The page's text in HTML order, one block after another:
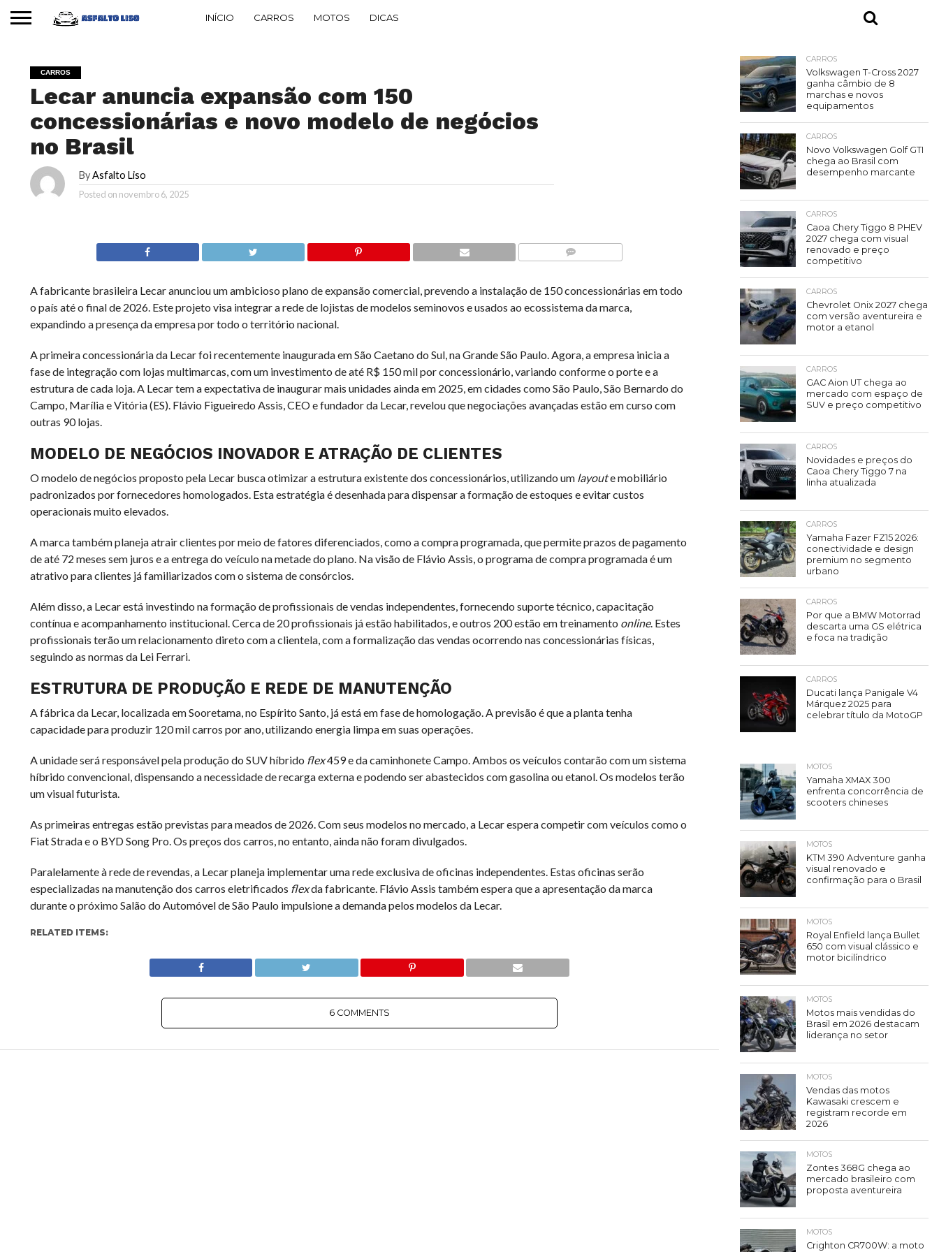
INÍCIO CARROS MOTOS DICAS
CARROS
Lecar anuncia expansão com 150
concessionárias e novo modelo de negócios
no Brasil
ByAsfalto Liso
Posted on novembro 6, 2025
A fabricante brasileira Lecar anunciou um ambicioso plano de expansão comercial, prevendo a instalação de 150 concessionárias em todo
o país até o final de 2026. Este projeto visa integrar a rede de lojistas de modelos seminovos e usados ao ecossistema da marca,
expandindo a presença da empresa por todo o território nacional.
A primeira concessionária da Lecar foi recentemente inaugurada em São Caetano do Sul, na Grande São Paulo. Agora, a empresa inicia a
fase de integração com lojas multimarcas, com um investimento de até R$ 150 mil por concessionário, variando conforme o porte e a
estrutura de cada loja. A Lecar tem a expectativa de inaugurar mais unidades ainda em 2025, em cidades como São Paulo, São Bernardo do
Campo, Marília e Vitória (ES). Flávio Figueiredo Assis, CEO e fundador da Lecar, revelou que negociações avançadas estão em curso com
outras 90 lojas.
MODELO DE NEGÓCIOS INOVADOR E ATRAÇÃO DE CLIENTES
O modelo de negócios proposto pela Lecar busca otimizar a estrutura existente dos concessionários, utilizando um layoute mobiliário
padronizados por fornecedores homologados. Esta estratégia é desenhada para dispensar a formação de estoques e evitar custos
operacionais muito elevados.
A marca também planeja atrair clientes por meio de fatores diferenciados, como a compra programada, que permite prazos de pagamento
de até 72 meses sem juros e a entrega do veículo na metade do plano. Na visão de Flávio Assis, o programa de compra programada é um
atrativo para clientes já familiarizados com o sistema de consórcios.
Além disso, a Lecar está investindo na formação de profissionais de vendas independentes, fornecendo suporte técnico, capacitação
contínua e acompanhamento institucional. Cerca de 20 profissionais já estão habilitados, e outros 200 estão em treinamento online. Estes
profissionais terão um relacionamento direto com a clientela, com a formalização das vendas ocorrendo nas concessionárias físicas,
seguindo as normas da Lei Ferrari.
ESTRUTURA DE PRODUÇÃO E REDE DE MANUTENÇÃO
A fábrica da Lecar, localizada em Sooretama, no Espírito Santo, já está em fase de homologação. A previsão é que a planta tenha
capacidade para produzir 120 mil carros por ano, utilizando energia limpa em suas operações.
A unidade será responsável pela produção do SUV híbrido flex459 e da caminhonete Campo. Ambos os veículos contarão com um sistema
híbrido convencional, dispensando a necessidade de recarga externa e podendo ser abastecidos com gasolina ou etanol. Os modelos terão
um visual futurista.
As primeiras entregas estão previstas para meados de 2026. Com seus modelos no mercado, a Lecar espera competir com veículos como o
Fiat Strada e o BYD Song Pro. Os preços dos carros, no entanto, ainda não foram divulgados.
Paralelamente à rede de revendas, a Lecar planeja implementar uma rede exclusiva de oficinas independentes. Estas oficinas serão
especializadas na manutenção dos carros eletrificados flexda fabricante. Flávio Assis também espera que a apresentação da marca
durante o próximo Salão do Automóvel de São Paulo impulsione a demanda pelos modelos da Lecar.
RELATED ITEMS:
6 COMMENTS
CARROS
Volkswagen T-Cross 2027
ganha câmbio de 8
marchas e novos
equipamentos
CARROS
Novo Volkswagen Golf GTI
chega ao Brasil com
desempenho marcante
CARROS
Caoa Chery Tiggo 8 PHEV
2027 chega com visual
renovado e preço
competitivo
CARROS
Chevrolet Onix 2027 chega
com versão aventureira e
motor a etanol
CARROS
GAC Aion UT chega ao
mercado com espaço de
SUV e preço competitivo
CARROS
Novidades e preços do
Caoa Chery Tiggo 7 na
linha atualizada
CARROS
Yamaha Fazer FZ15 2026:
conectividade e design
premium no segmento
urbano
CARROS
Por que a BMW Motorrad
descarta uma GS elétrica
e foca na tradição
CARROS
Ducati lança Panigale V4
Márquez 2025 para
celebrar título da MotoGP
MOTOS
Yamaha XMAX 300
enfrenta concorrência de
scooters chineses
MOTOS
KTM 390 Adventure ganha
visual renovado e
confirmação para o Brasil
MOTOS
Royal Enfield lança Bullet
650 com visual clássico e
motor bicilíndrico
MOTOS
Motos mais vendidas do
Brasil em 2026 destacam
liderança no setor
MOTOS
Vendas das motos
Kawasaki crescem e
registram recorde em
2026
MOTOS
Zontes 368G chega ao
mercado brasileiro com
proposta aventureira
MOTOS
Crighton CR700W: a moto